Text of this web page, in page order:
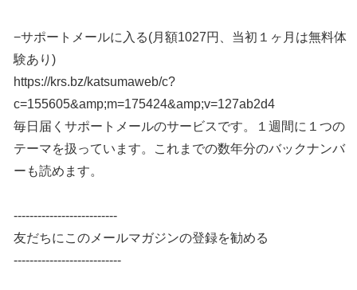
−サポートメールに入る(月額1027円、当初１ヶ月は無料体
験あり)
https://krs.bz/katsumaweb/c?
c=155605&amp;m=175424&amp;v=127ab2d4
毎日届くサポートメールのサービスです。１週間に１つの
テーマを扱っています。これまでの数年分のバックナンバ
ーも読めます。
--------------------------
友だちにこのメールマガジンの登録を勧める
---------------------------